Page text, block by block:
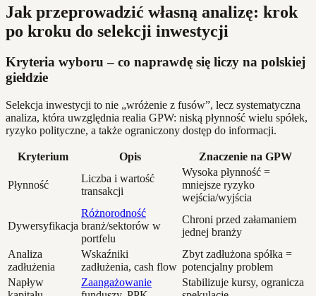
Jak przeprowadzić własną analizę: krok
po kroku do selekcji inwestycji
Kryteria wyboru – co naprawdę się liczy na polskiej
giełdzie
Selekcja inwestycji to nie „wróżenie z fusów”, lecz systematyczna
analiza, która uwzględnia realia GPW: niską płynność wielu spółek,
ryzyko polityczne, a także ograniczony dostęp do informacji.
Kryterium Opis Znaczenie na GPW
Płynność
Liczba i wartość
transakcji
Wysoka płynność =
mniejsze ryzyko
wejścia/wyjścia
Dywersyfikacja
Różnorodność
branż/sektorów w
portfelu
Chroni przed załamaniem
jednej branży
Analiza
zadłużenia
Wskaźniki
zadłużenia, cash flow
Zbyt zadłużona spółka =
potencjalny problem
Napływ
Zaangażowanie
Stabilizuje kursy, ogranicza